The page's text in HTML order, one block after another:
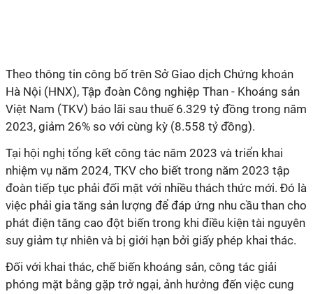
Theo thông tin công bố trên Sở Giao dịch Chứng khoán
Hà Nội (HNX), Tập đoàn Công nghiệp Than - Khoáng sản
Việt Nam (TKV) báo lãi sau thuế 6.329 tỷ đồng trong năm
2023, giảm 26% so với cùng kỳ (8.558 tỷ đồng).
Tại hội nghị tổng kết công tác năm 2023 và triển khai
nhiệm vụ năm 2024, TKV cho biết trong năm 2023 tập
đoàn tiếp tục phải đối mặt với nhiều thách thức mới. Đó là
việc phải gia tăng sản lượng để đáp ứng nhu cầu than cho
phát điện tăng cao đột biến trong khi điều kiện tài nguyên
suy giảm tự nhiên và bị giới hạn bởi giấy phép khai thác.
Đối với khai thác, chế biến khoáng sản, công tác giải
phóng mặt bằng gặp trở ngại, ảnh hưởng đến việc cung